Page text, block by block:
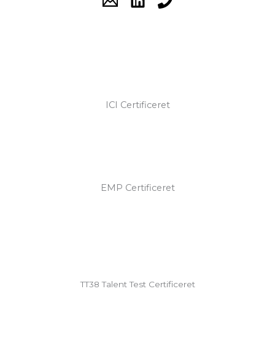
ICI Certificeret
EMP Certificeret
TT38 Talent Test Certificeret